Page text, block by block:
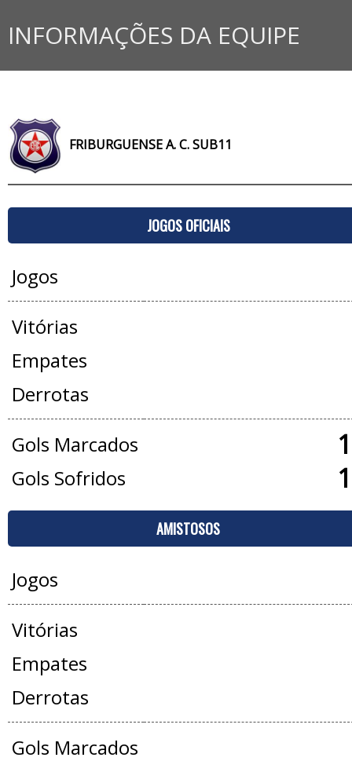
INFORMAÇÕES DA EQUIPE
FRIBURGUENSE A. C. SUB11
JOGOS OFICIAIS
Jogos
Vitórias
Empates
Derrotas
Gols Marcados
Gols Sofridos
AMISTOSOS
Jogos
Vitórias
Empates
Derrotas
Gols Marcados